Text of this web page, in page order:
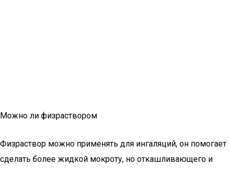
Можно ли физраствором
Физраствор можно применять для ингаляций, он помогает
сделать более жидкой мокроту, но откашливающего и